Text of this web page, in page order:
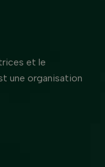
et le
une organisation